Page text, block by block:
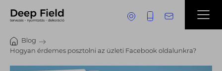
Blog
Hogyan érdemes posztolni az üzleti Facebook oldalunkra?